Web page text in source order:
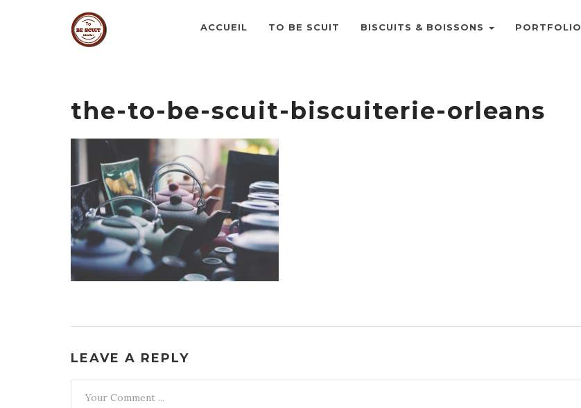
ACCUEIL TO BE SCUIT BISCUITS & BOISSONS PORTFOLIO
the-to-be-scuit-biscuiterie-orleans
LEAVE A REPLY